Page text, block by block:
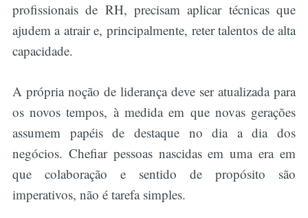
profissionais de RH, precisam aplicar técnicas que
ajudem a atrair e, principalmente, reter talentos de alta
capacidade.
A própria noção de liderança deve ser atualizada para
os novos tempos, à medida em que novas gerações
assumem papéis de destaque no dia a dia dos
negócios. Chefiar pessoas nascidas em uma era em
que colaboração e sentido de propósito são
imperativos, não é tarefa simples.